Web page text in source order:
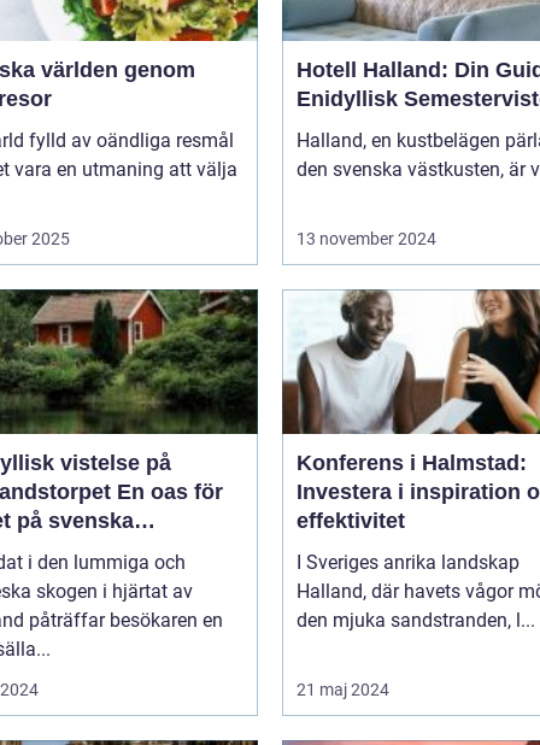
världen genom
fylld av oändliga resmål
vara en utmaning att välja
2025
Hotell Halland: Din
Enidyllisk
Halland, en kustbelägen
den svenska västkusten, är
13 november 2024
vistelse på
En oas för
på svenska
i den lummiga och
skogen i hjärtat av
påträffar besökaren en
Konferens i Halmstad:
Investera i inspiration
effektivitet
I Sveriges anrika landskap
Halland, där havets vågor
den mjuka sandstranden, l...
21 maj 2024